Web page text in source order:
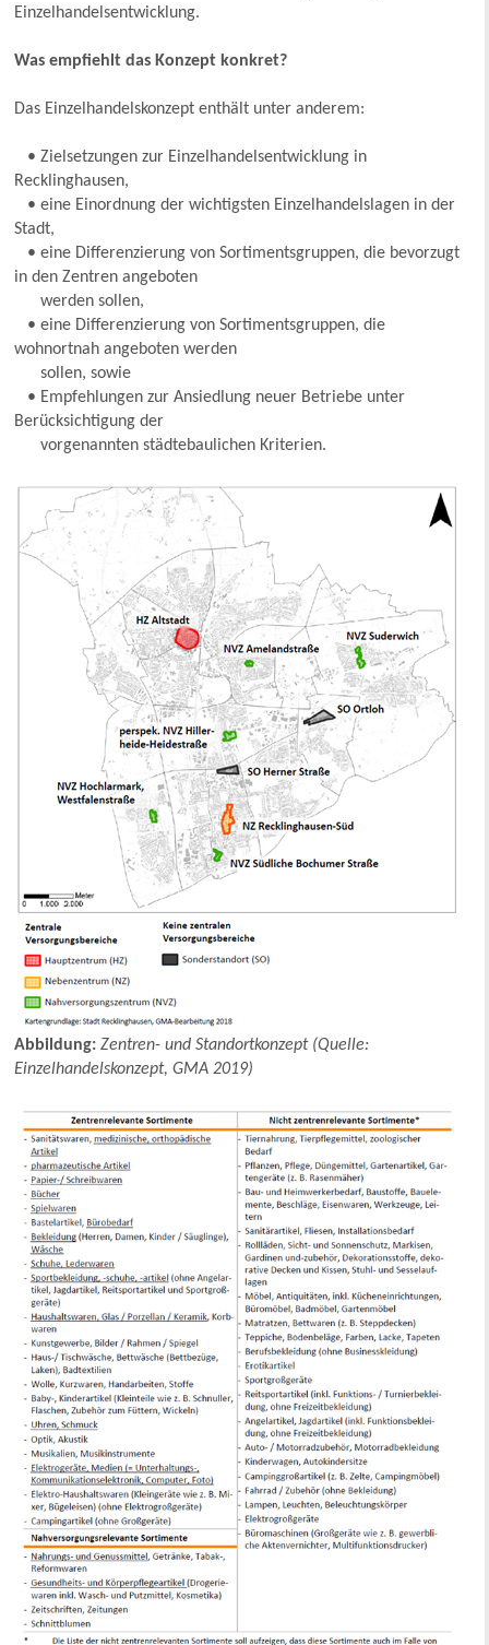
Einzelhandelsentwicklung.
Was empfiehlt das Konzept konkret?
Das Einzelhandelskonzept enthält unter anderem:
• Zielsetzungen zur Einzelhandelsentwicklung in
Recklinghausen,
• eine Einordnung der wichtigsten Einzelhandelslagen in der
Stadt,
• eine Differenzierung von Sortimentsgruppen, die bevorzugt
in den Zentren angeboten
werden sollen,
• eine Differenzierung von Sortimentsgruppen, die
wohnortnah angeboten werden
sollen, sowie
• Empfehlungen zur Ansiedlung neuer Betriebe unter
Berücksichtigung der
vorgenannten städtebaulichen Kriterien.
Abbildung: Zentren- und Standortkonzept (Quelle:
Einzelhandelskonzept, GMA 2019)